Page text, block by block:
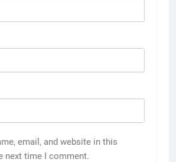
email, and website in this
next time I comment.